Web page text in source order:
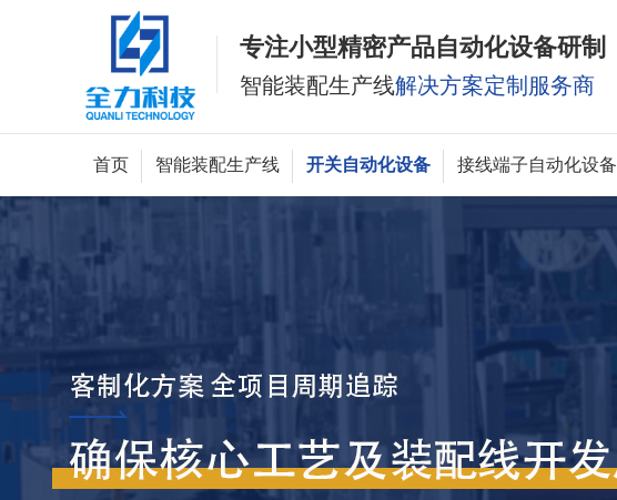
专注小型精密产品自动化设备研制
智能装配生产线解决方案定制服务商
首页 智能装配生产线 开关自动化设备 接线端子自动化设备